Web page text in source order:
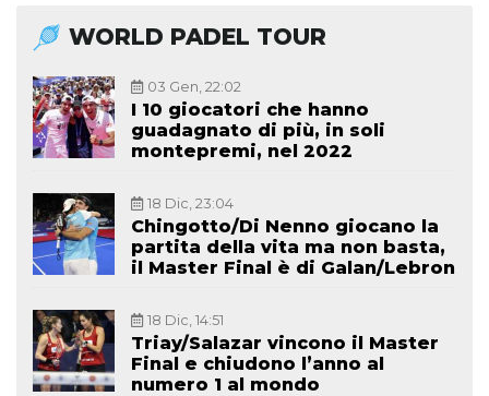
WORLD PADEL TOUR
03 Gen, 22:02
I 10 giocatori che hanno
guadagnato di più, in soli
montepremi, nel 2022
18 Dic, 23:04
Chingotto/Di Nenno giocano la
partita della vita ma non basta,
il Master Final è di Galan/Lebron
18 Dic, 14:51
Triay/Salazar vincono il Master
Final e chiudono l’anno al
numero 1 al mondo